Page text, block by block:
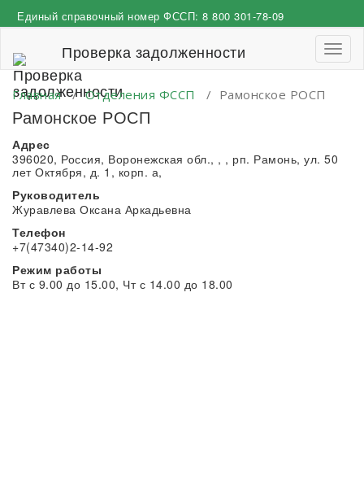
к
Единый справочный номер ФССП: 8 800 301-78-09
Проверка задолженности
Главная/Отделения ФССП / Рамонское РОСП
Рамонское РОСП
Адрес
396020, Россия, Воронежская обл., , , рп. Рамонь, ул. 50
лет Октября, д. 1, корп. а,
Руководитель
Журавлева Оксана Аркадьевна
Телефон
+7(47340)2-14-92
Режим работы
Вт с 9.00 до 15.00, Чт с 14.00 до 18.00